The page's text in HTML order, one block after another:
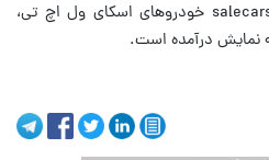
خودروهای وارداتی به آدرس salecars.ir خودروهای اسکای ول اچ تی،
نمایش درآمده است.